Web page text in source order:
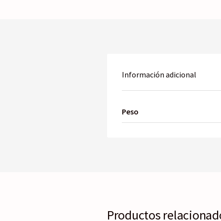
Información adicional
Peso
Productos